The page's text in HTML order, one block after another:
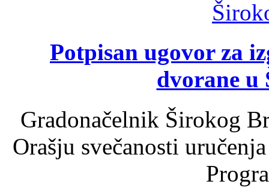
Potpisan ugovor za
dvorane u
Gradonačelnik Širokog
Orašju svečanosti